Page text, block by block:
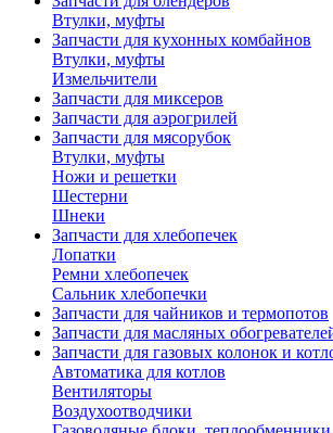
Втулки, муфты
Запчасти для кухонных комбайнов
Втулки, муфты
Измельчители
Запчасти для миксеров
Запчасти для аэрогрилей
Запчасти для мясорубок
Втулки, муфты
Ножи и решетки
Шестерни
Шнеки
Запчасти для хлебопечек
Лопатки
Ремни хлебопечек
Сальник хлебопечки
Запчасти для чайников и термопотов
Запчасти для масляных
Запчасти для газовых колонок и
Автоматика для котлов
Вентиляторы
Воздухоотводчики